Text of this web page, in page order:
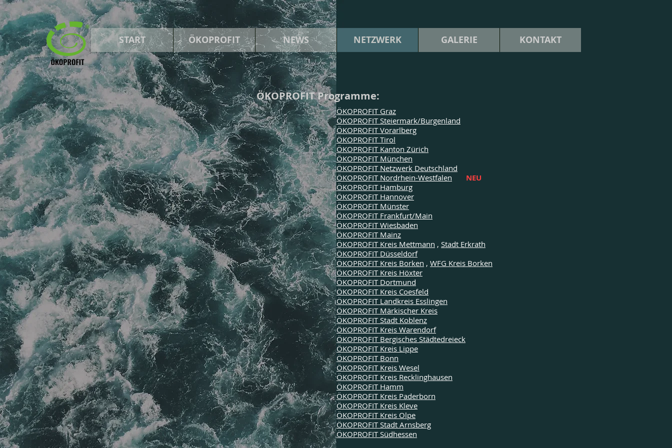
START ÖKOPROFIT NEWS NETZWERK GALERIE KONTAKT
ÖKOPROFIT Programme:
ÖKOPROFIT Graz
ÖKOPROFIT Steiermark/Burgenland
ÖKOPROFIT Vorarlberg
ÖKOPROFIT Tirol
ÖKOPROFIT Kanton Zürich
ÖKOPROFIT München
ÖKOPROFIT Netzwerk Deutschland
ÖKOPROFIT Nordrhein-Westfalen
NEU
ÖKOPROFIT Hamburg
ÖKOPROFIT Hannover
ÖKOPROFIT Münster
ÖKOPROFIT Frankfurt/Main
ÖKOPROFIT Wiesbaden
ÖKOPROFIT Mainz
ÖKOPROFIT Kreis Mettmann , Stadt Erkrath
ÖKOPROFIT Düsseldorf
ÖKOPROFIT Kreis Borken , WFG Kreis Borken
ÖKOPROFIT Kreis Höxter
ÖKOPROFIT Dortmund
ÖKOPROFIT Kreis Coesfeld
ÖKOPROFIT Landkreis Esslingen
ÖKOPROFIT Märkischer Kreis
ÖKOPROFIT Stadt Koblenz
ÖKOPROFIT Kreis Warendorf
ÖKOPROFIT Bergisches Städtedreieck
ÖKOPROFIT Kreis Lippe
ÖKOPROFIT Bonn
ÖKOPROFIT Kreis Wesel
ÖKOPROFIT Kreis Recklinghausen
ÖKOPROFIT Hamm
ÖKOPROFIT Kreis Paderborn
ÖKOPROFIT Kreis Kleve
ÖKOPROFIT Kreis Olpe
ÖKOPROFIT Stadt Arnsberg
ÖKOPROFIT Südhessen